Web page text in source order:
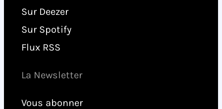
Sur Deezer
Sur Spotify
Flux RSS
La Newsletter
Vous abonner